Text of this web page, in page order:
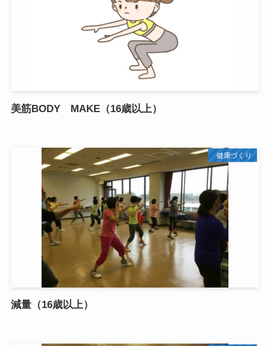
美筋BODY MAKE（16歳以上）
健康づくり
減量（16歳以上）